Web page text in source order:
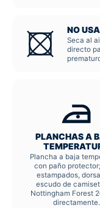
NO
Seca al
directo
PLANCHAS A
Plancha a baja
con paño
estampados,
escudo de
Nottingham Forest
directamente.